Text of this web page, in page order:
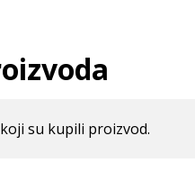
su kupili proizvod.